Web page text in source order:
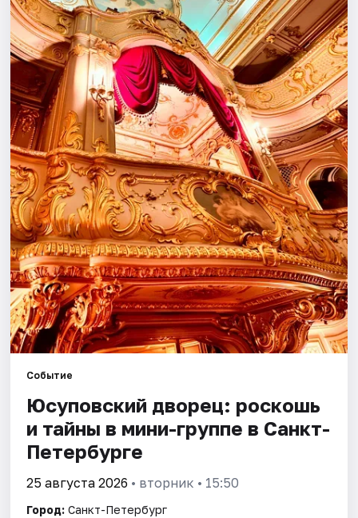
Спорт
События
Города
Площадки
Артисты
Рейтинги
Событие
Юсуповский дворец: роскошь
и тайны в мини-группе в Санкт-
Петербурге
25 августа 2026 • вторник • 15:50
Город: Санкт-Петербург